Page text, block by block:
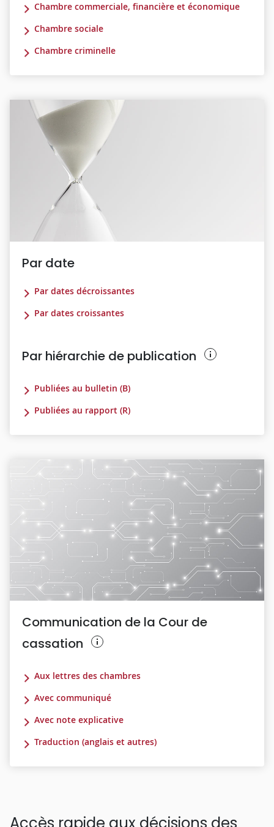
Chambre commerciale, financière et économique
Chambre sociale
Chambre criminelle
Par date
Par dates décroissantes
Par dates croissantes
Par hiérarchie de publication
Publiées au bulletin (B)
Publiées au rapport (R)
Communication de la Cour de
cassation
Aux lettres des chambres
Avec communiqué
Avec note explicative
Traduction (anglais et autres)
Accès rapide aux décisions des